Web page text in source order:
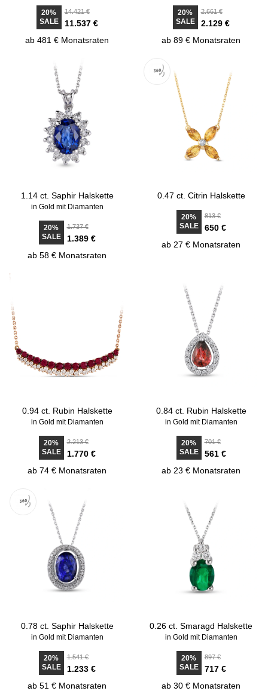
20%
SALE
14.421 €
11.537 €
ab 481 € Monatsraten
20%
SALE
2.661 €
2.129 €
ab 89 € Monatsraten
1.14 ct. Saphir Halskette
in Gold mit Diamanten
20%
SALE
1.737 €
1.389 €
ab 58 € Monatsraten
0.47 ct. Citrin Halskette
20%
SALE
813 €
650 €
ab 27 € Monatsraten
0.94 ct. Rubin Halskette
in Gold mit Diamanten
20%
SALE
2.213 €
1.770 €
ab 74 € Monatsraten
0.84 ct. Rubin Halskette
in Gold mit Diamanten
20%
SALE
701 €
561 €
ab 23 € Monatsraten
0.78 ct. Saphir Halskette
in Gold mit Diamanten
20%
SALE
1.541 €
1.233 €
ab 51 € Monatsraten
0.26 ct. Smaragd Halskette
in Gold mit Diamanten
20%
SALE
897 €
717 €
ab 30 € Monatsraten